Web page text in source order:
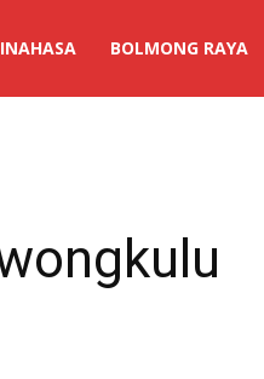
BOLMONG RAYA